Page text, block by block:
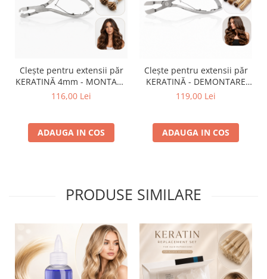
Clește pentru extensii păr
KERATINĂ 4mm - MONTARE
EXTENSII
116,00 Lei
ADAUGA IN COS
Clește pentru extensii păr
KERATINĂ - DEMONTARE
EXTENSII
119,00 Lei
ADAUGA IN COS
PRODUSE SIMILARE